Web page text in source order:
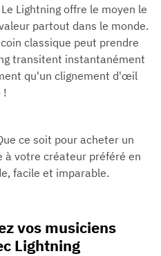
Lightning offre le moyen le
partout dans le monde.
classique peut prendre
transitent instantanément
qu'un clignement d'œil
!
ce soit pour acheter un
à votre créateur préféré en
facile et imparable.
vos musiciens
Lightning